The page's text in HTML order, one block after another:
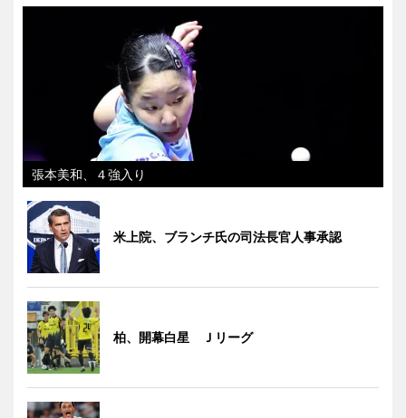
張本美和、４強入り
米上院、ブランチ氏の司法長官人事承認
柏、開幕白星 Ｊリーグ